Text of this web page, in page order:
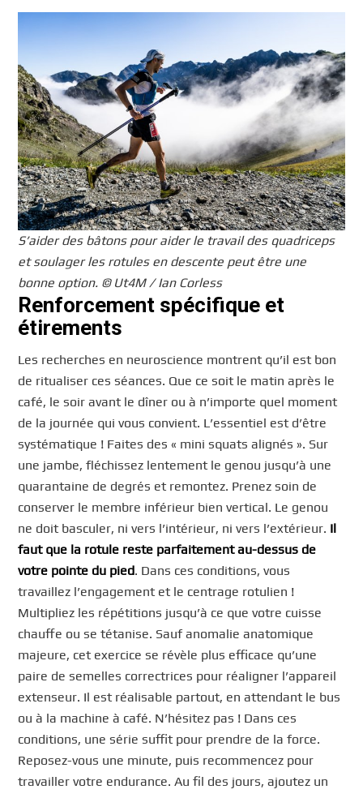
S’aider des bâtons pour aider le travail des quadriceps
et soulager les rotules en descente peut être une
bonne option. © Ut4M / Ian Corless
Renforcement spécifique et
étirements
Les recherches en neuroscience montrent qu’il est bon
de ritualiser ces séances. Que ce soit le matin après le
café, le soir avant le dîner ou à n’importe quel moment
de la journée qui vous convient. L’essentiel est d’être
systématique ! Faites des « mini squats alignés ». Sur
une jambe, fléchissez lentement le genou jusqu’à une
quarantaine de degrés et remontez. Prenez soin de
conserver le membre inférieur bien vertical. Le genou
ne doit basculer, ni vers l’intérieur, ni vers l’extérieur. Il
faut que la rotule reste parfaitement au-dessus de
votre pointe du pied. Dans ces conditions, vous
travaillez l’engagement et le centrage rotulien !
Multipliez les répétitions jusqu’à ce que votre cuisse
chauffe ou se tétanise. Sauf anomalie anatomique
majeure, cet exercice se révèle plus efficace qu’une
paire de semelles correctrices pour réaligner l’appareil
extenseur. Il est réalisable partout, en attendant le bus
ou à la machine à café. N’hésitez pas ! Dans ces
conditions, une série suffit pour prendre de la force.
Reposez-vous une minute, puis recommencez pour
travailler votre endurance. Au fil des jours, ajoutez un